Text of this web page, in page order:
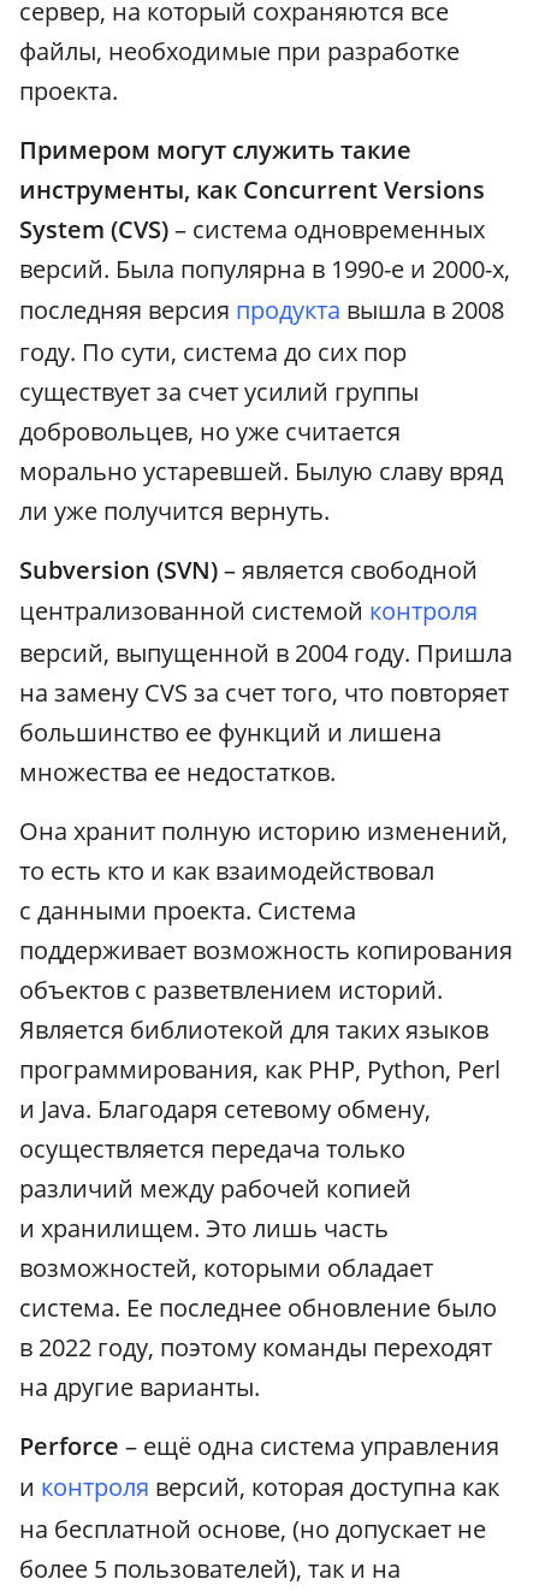
сервер, на который сохраняются все
файлы, необходимые при разработке
проекта.
Примером могут служить такие
инструменты, как Concurrent Versions
System (CVS)– система одновременных
версий. Была популярна в 1990-е и 2000-х,
последняя версия продукта вышла в 2008
году. По сути, система до сих пор
существует за счет усилий группы
добровольцев, но уже считается
морально устаревшей. Былую славу вряд
ли уже получится вернуть.
Subversion (SVN)– является свободной
централизованной системой контроля
версий, выпущенной в 2004 году. Пришла
на замену CVS за счет того, что повторяет
большинство ее функций и лишена
множества ее недостатков.
Она хранит полную историю изменений,
то есть кто и как взаимодействовал
с данными проекта. Система
поддерживает возможность копирования
объектов с разветвлением историй.
Является библиотекой для таких языков
программирования, как PHP, Python, Perl
и Java. Благодаря сетевому обмену,
осуществляется передача только
различий между рабочей копией
и хранилищем. Это лишь часть
возможностей, которыми обладает
система. Ее последнее обновление было
в 2022 году, поэтому команды переходят
на другие варианты.
Perforce – ещё одна система управления
и контроля версий, которая доступна как
на бесплатной основе, (но допускает не
более 5 пользователей), так и на